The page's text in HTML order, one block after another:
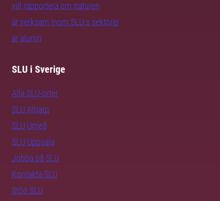
vill rapportera om naturen
är verksam inom SLU:s sektorer
är alumn
SLU i Sverige
Alla SLU-orter
SLU Alnarp
SLU Umeå
SLU Uppsala
Jobba på SLU
Kontakta SLU
Stöd SLU